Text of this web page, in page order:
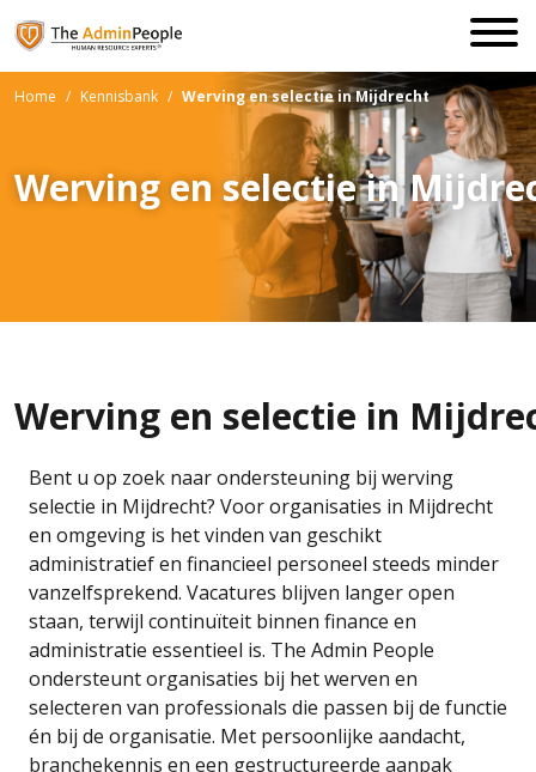
Home / Kennisbank / Werving en selectie in Mijdrecht
Werving en selectie in
Werving en selectie in
Bent u op zoek naar ondersteuning bij werving
selectie in Mijdrecht? Voor organisaties in Mijdrecht
en omgeving is het vinden van geschikt
administratief en financieel personeel steeds minder
vanzelfsprekend. Vacatures blijven langer open
staan, terwijl continuïteit binnen finance en
administratie essentieel is. The Admin People
ondersteunt organisaties bij het werven en
selecteren van professionals die passen bij de functie
én bij de organisatie. Met persoonlijke aandacht,
branchekennis en een gestructureerde aanpak